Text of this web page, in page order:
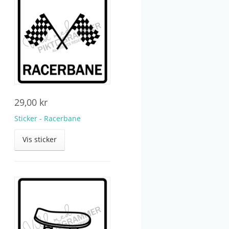
29,00 kr
Sticker - Racerbane
Vis sticker